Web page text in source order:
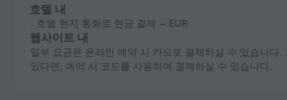
호텔 내
호텔 현지 통화로 현금 결제 — EUR
웹사이트 내
일부 요금은 온라인 예약 시 카드로 결제하실 수 있습니다. 프로모션 코드가
있다면, 예약 시 코드를 사용하여 결제하실 수 있습니다.